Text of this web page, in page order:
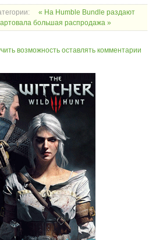
« На Humble Bundle раздают
большая распродажа »
возможность оставлять комментарии